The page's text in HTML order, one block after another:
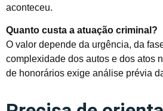
aconteceu.
Quanto custa a atuação criminal?
O valor depende da urgência, da
complexidade dos autos e dos atos
de honorários exige análise prévia